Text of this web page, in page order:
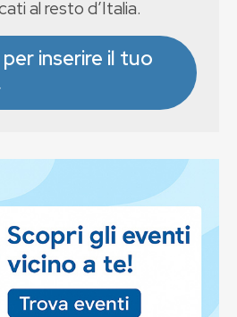
al resto d’Italia.
inserire il tuo